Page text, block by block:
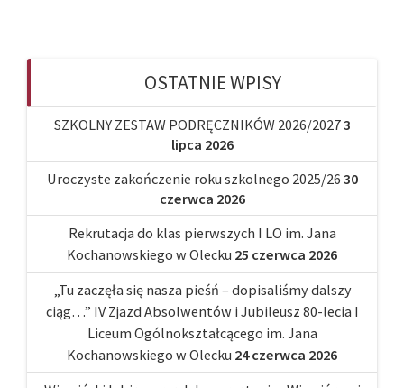
OSTATNIE WPISY
SZKOLNY ZESTAW PODRĘCZNIKÓW 2026/20273
lipca 2026
Uroczyste zakończenie roku szkolnego 2025/26 30
czerwca 2026
Rekrutacja do klas pierwszych I LO im. Jana
Kochanowskiego w Olecku 25 czerwca 2026
„Tu zaczęła się nasza pieśń – dopisaliśmy dalszy
ciąg…” IV Zjazd Absolwentów i Jubileusz 80-lecia I
Liceum Ogólnokształcącego im. Jana
Kochanowskiego w Olecku 24 czerwca 2026